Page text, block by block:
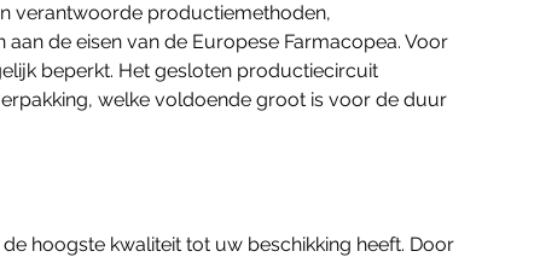
verantwoorde productiemethoden,
de eisen van de Europese Farmacopea. Voor
beperkt. Het gesloten productiecircuit
welke voldoende groot is voor de duur
hoogste kwaliteit tot uw beschikking heeft. Door